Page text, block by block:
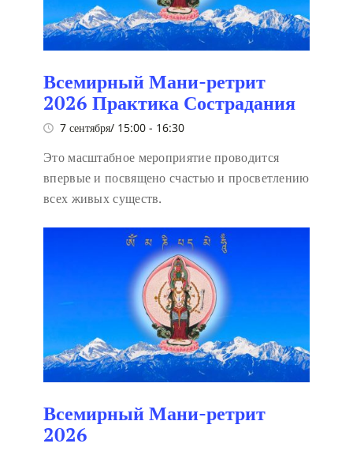
Всемирный Мани-ретрит
2026 Практика Сострадания
7 сентября/ 15:00 - 16:30
Это масштабное мероприятие проводится
впервые и посвящено счастью и просветлению
всех живых существ.
Всемирный Мани-ретрит
2026